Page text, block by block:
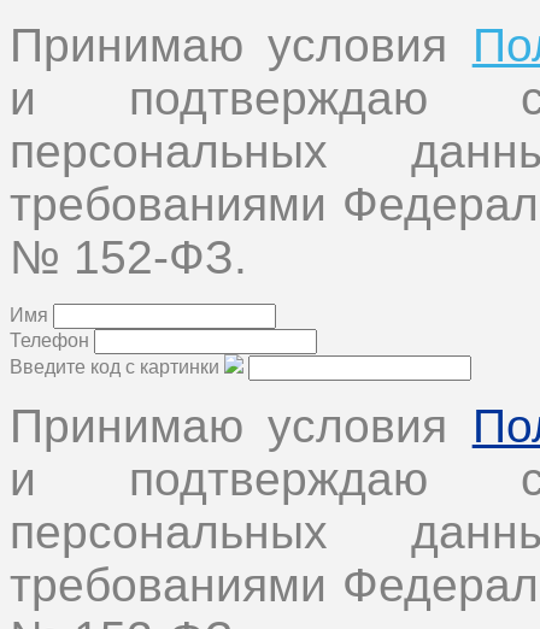
Принимаю условия
и подтверждаю
персональных
требованиями
№ 152-ФЗ.
Имя
Телефон
Введите код с картинки
Принимаю условия
и подтверждаю
персональных
требованиями